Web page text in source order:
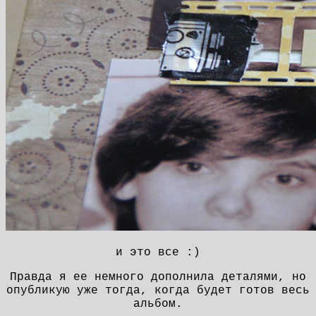
и это все :)
Правда я ее немного дополнила деталями, но
опубликую уже тогда, когда будет готов весь
альбом.